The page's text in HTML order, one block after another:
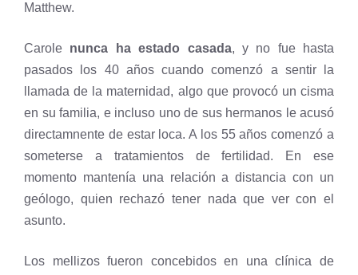
Matthew.
Carole nunca ha estado casada, y no fue hasta
pasados los 40 años cuando comenzó a sentir la
llamada de la maternidad, algo que provocó un cisma
en su familia, e incluso uno de sus hermanos le acusó
directamnente de estar loca. A los 55 años comenzó a
someterse a tratamientos de fertilidad. En ese
momento mantenía una relación a distancia con un
geólogo, quien rechazó tener nada que ver con el
asunto.
Los mellizos fueron concebidos en una clínica de